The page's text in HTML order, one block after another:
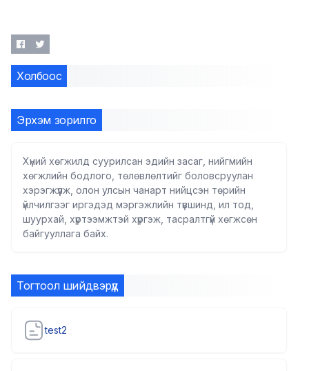
Холбоос
Эрхэм зорилго
Хүний хөгжилд суурилсан эдийн засаг, нийгмийн
хөгжлийн бодлого, төлөвлөлтийг боловсруулан
хэрэгжүүлж, олон улсын чанарт нийцсэн төрийн
үйлчилгээг иргэдэд мэргэжлийн түвшинд, ил тод,
шуурхай, хүртээмжтэй хүргэж, тасралтгүй хөгжсөн
байгууллага байх.
Тогтоол шийдвэрүүд
test2